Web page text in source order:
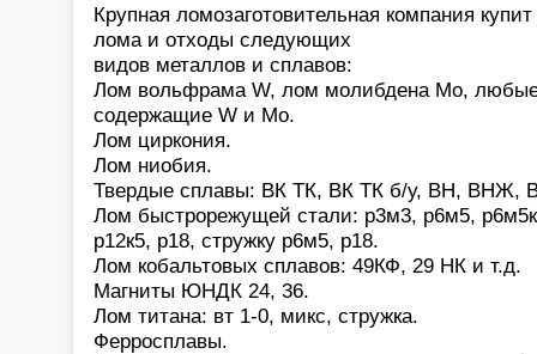
Крупная ломозаготовительная компания
лома и отходы следующих
видов металлов и сплавов:
Лом вольфрама W, лом молибдена Mo,
содержащие W и Mo.
Лом циркония.
Лом ниобия.
Твердые сплавы: ВК ТК, ВК ТК б/у, ВН,
Лом быстрорежущей стали: р3м3, р6м5,
р12к5, р18, стружку р6м5, р18.
Лом кобальтовых сплавов: 49КФ, 29 НК и т.д.
Магниты ЮНДК 24, 36.
Лом титана: вт 1-0, микс, стружка.
Ферросплавы.